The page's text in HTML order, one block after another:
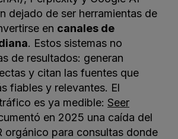
dejado de ser herramientas de
en canales de
. Estos sistemas no
de resultados: generan
y citan las fuentes que
fiables y relevantes. El
es ya medible: Seer
en 2025 una caída del
orgánico para consultas donde